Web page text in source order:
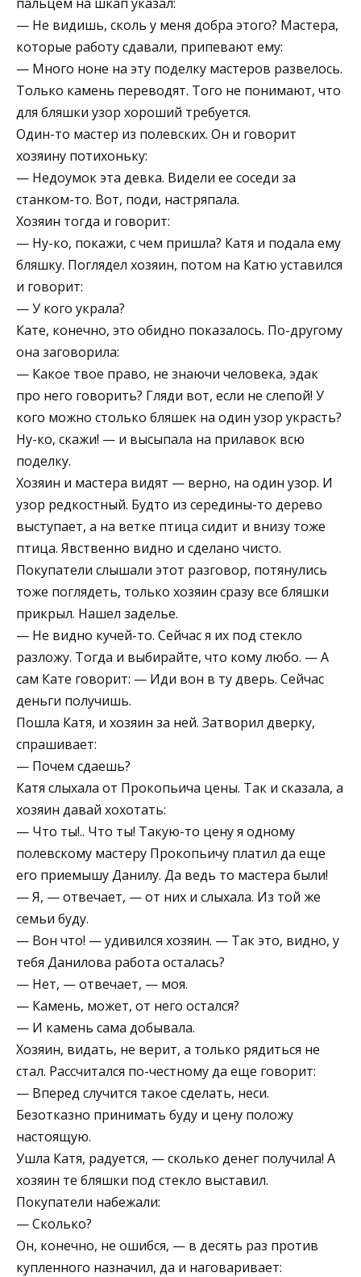
— Не видишь, сколь у меня добра этого? Мастера,
которые работу сдавали, припевают ему:
— Много ноне на эту поделку мастеров развелось.
Только камень переводят. Того не понимают, что
для бляшки узор хороший требуется.
Один-то мастер из полевских. Он и говорит
хозяину потихоньку:
— Недоумок эта девка. Видели ее соседи за
станком-то. Вот, поди, настряпала.
Хозяин тогда и говорит:
— Ну-ко, покажи, с чем пришла? Катя и подала ему
бляшку. Поглядел хозяин, потом на Катю уставился
и говорит:
— У кого украла?
Кате, конечно, это обидно показалось. По-другому
она заговорила:
— Какое твое право, не знаючи человека, эдак
про него говорить? Гляди вот, если не слепой! У
кого можно столько бляшек на один узор украсть?
Ну-ко, скажи! — и высыпала на прилавок всю
поделку.
Хозяин и мастера видят — верно, на один узор. И
узор редкостный. Будто из середины-то дерево
выступает, а на ветке птица сидит и внизу тоже
птица. Явственно видно и сделано чисто.
Покупатели слышали этот разговор, потянулись
тоже поглядеть, только хозяин сразу все бляшки
прикрыл. Нашел заделье.
— Не видно кучей-то. Сейчас я их под стекло
разложу. Тогда и выбирайте, что кому любо. — А
сам Кате говорит: — Иди вон в ту дверь. Сейчас
деньги получишь.
Пошла Катя, и хозяин за ней. Затворил дверку,
спрашивает:
— Почем сдаешь?
Катя слыхала от Прокопьича цены. Так и сказала, а
хозяин давай хохотать:
— Что ты!.. Что ты! Такую-то цену я одному
полевскому мастеру Прокопьичу платил да еще
его приемышу Данилу. Да ведь то мастера были!
— Я, — отвечает, — от них и слыхала. Из той же
семьи буду.
— Вон что! — удивился хозяин. — Так это, видно, у
тебя Данилова работа осталась?
— Нет, — отвечает, — моя.
— Камень, может, от него остался?
— И камень сама добывала.
Хозяин, видать, не верит, а только рядиться не
стал. Рассчитался по-честному да еще говорит:
— Вперед случится такое сделать, неси.
Безотказно принимать буду и цену положу
настоящую.
Ушла Катя, радуется, — сколько денег получила! А
хозяин те бляшки под стекло выставил.
Покупатели набежали:
— Сколько?
Он, конечно, не ошибся, — в десять раз против
купленного назначил, да и наговаривает: